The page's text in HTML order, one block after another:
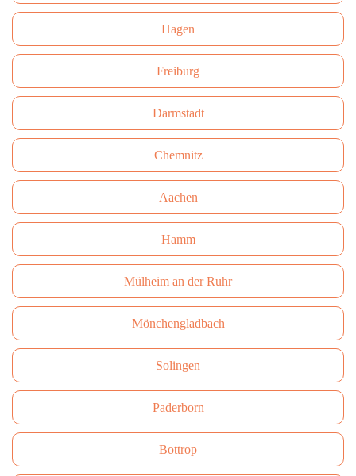
Hagen
Freiburg
Darmstadt
Сhemnitz
Aachen
Hamm
Mülheim an der Ruhr
Mönchengladbach
Solingen
Paderborn
Bottrop